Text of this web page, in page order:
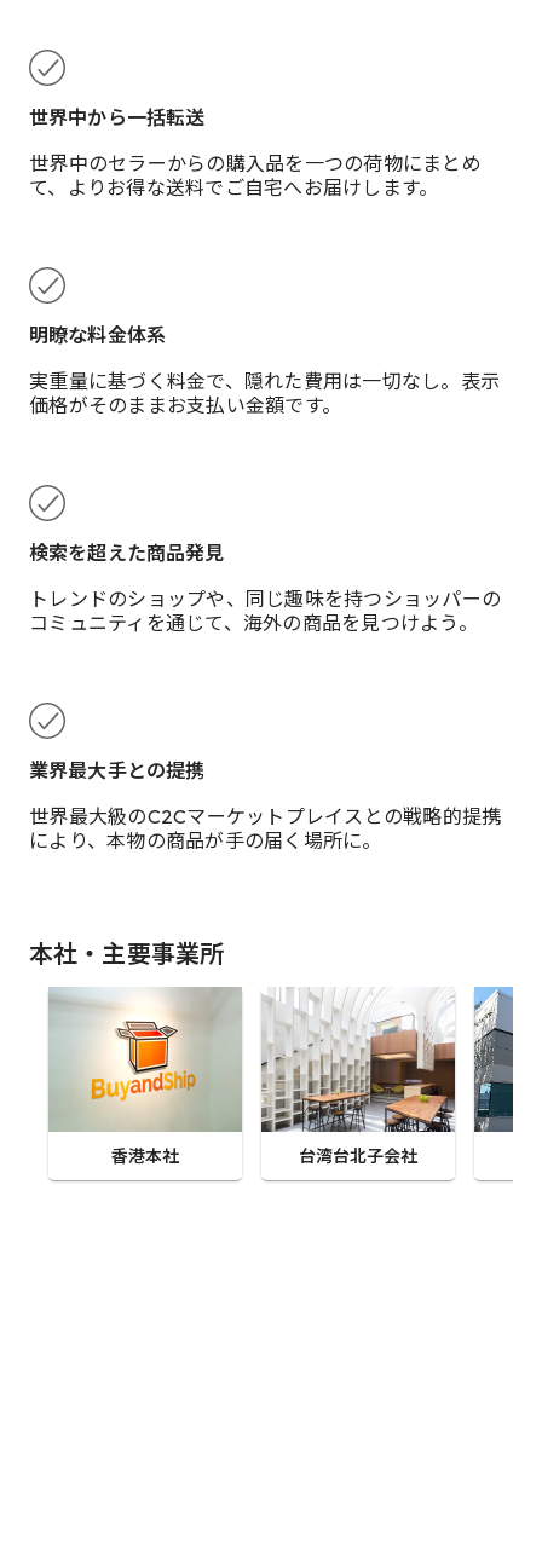
世界中から一括転送
世界中のセラーからの購入品を一つの荷物にまとめ
て、よりお得な送料でご自宅へお届けします。
明瞭な料金体系
実重量に基づく料金で、隠れた費用は一切なし。表示
価格がそのままお支払い金額です。
検索を超えた商品発見
トレンドのショップや、同じ趣味を持つショッパーの
コミュニティを通じて、海外の商品を見つけよう。
業界最大手との提携
世界最大級のC2Cマーケットプレイスとの戦略的提携
により、本物の商品が手の届く場所に。
本社・主要事業所
香港本社 台湾台北子会社